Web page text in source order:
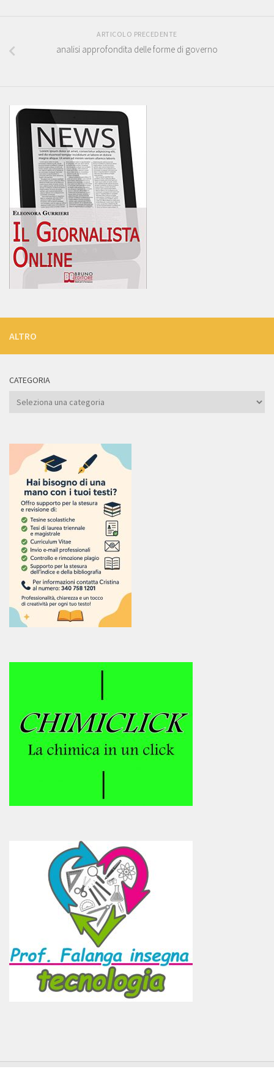
ARTICOLO PRECEDENTE
analisi approfondita delle forme di governo
ALTRO
CATEGORIA
Categoria